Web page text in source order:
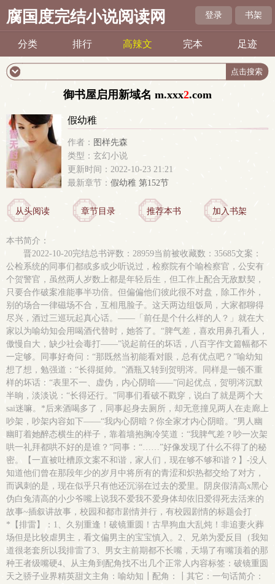
腐国度完结小说阅读网 登录 书架
分类 排行 高辣文 完本 足迹
御书屋启用新域名 m.xxx2.com
假幼稚
作者： 图样先森
类型：玄幻小说
更新时间：2022-10-23 21:21
最新章节： 假幼稚 第152节
从头阅读 章节目录 推荐本书 加入书架
本书简介：
晋2022-10-20完结总书评数：28959当前被收藏数：35685文案：
公检系统的同事们都或多或少听说过，检察院有个喻检察官，公安有
个贺警官，虽然两人岁数上都是年轻后生，但工作上配合无敌默契，
只要合作破案准能事半功倍。但偏偏他们彼此很不对盘，除工作外，
别的场合一律磁场不合，互相甩脸子。这天两边组饭局，大家都聊得
尽兴，酒过三巡玩起真心话。——「前任是个什么样的人？」就在大
家以为喻幼知会用喝酒代替时，她答了。“脾气差，喜欢用鼻孔看人，
傲慢自大，缺少社会毒打——”说起前任的坏话，八百字作文篇幅都不
一定够。同事好奇问：“那既然当初能看对眼，总有优点吧？”喻幼知
想了想，勉强道：“长得挺帅。”酒瓶又转到贺明涔。同样是一顿不重
样的坏话：“表里不一、虚伪，内心阴暗——”问起优点，贺明涔沉默
半晌，淡淡说：“长得还行。”同事们看破不戳穿，说白了就是两个大
sai迷嘛。*后来酒喝多了，同事起身去厕所，却无意撞见两人在走廊上
吵架，吵架内容如下——“我内心阴暗？你全家才内心阴暗。”男人幽
幽盯着她醉态横生的样子，靠着墙抱胸冷笑道：“我脾气差？吵一次架
哄一礼拜都哄不好的是谁？”同事：“……”好像发现了什么不得了的秘
密。【一直被吐槽原文案不和谐，家人们，现在够不够和谐？】-没人
知道他们曾在那段年少的岁月中将所有的青涩和炽热都交给了对方，
而讽刺的是，现在似乎只有他还沉溺在过去的爱里。阴戾假清高x黑心
伪白兔清高的小少爷嘴上说我不爱我不爱身体却依旧爱得死去活来的
故事~插叙讲故事，校园和都市剧情并行，有校园剧情的标题会打
*【排雷】：1、久别重逢！破镜重圆！古早狗血大乱炖！非追妻火葬
场但是比较虐男主，看文偏男主的宝宝慎入。2、兄弟为爱反目（我知
道很老套所以我排雷了3、男女主前期都不长嘴，天塌了有嘴顶着的那
种王者级嘴硬4、从主角到配角找不出几个正常人内容标签：破镜重圆
天之骄子业界精英甜文主角：喻幼知┃配角：┃其它：一句话简介：